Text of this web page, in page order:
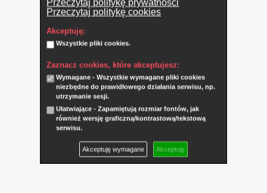
Przeczytaj politykę prywatności
Przeczytaj politykę cookies
Akceptuję:
Wszystkie pliki cookies.
Zaznacz cookies, które akceptujesz:
Wymagane - Wszystkie wymagane pliki cookies
niezbędne do prawidłowego działania serwisu, np.
utrzymanie sesji.
Ułatwiające - Zapamiętują rozmiar fontów, jak
również wersję graficzną/kontrastową/tekstową
serwisu.
Akceptuję wymagane Akceptuję